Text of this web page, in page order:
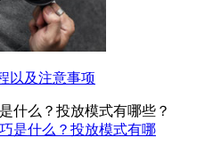
以及注意事项
什么？投放模式有哪些？